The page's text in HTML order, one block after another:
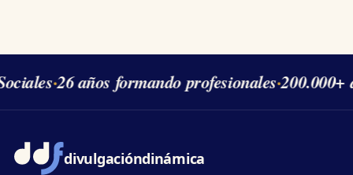
·26 años formando profesionales·200.000+
divulgacióndinámica